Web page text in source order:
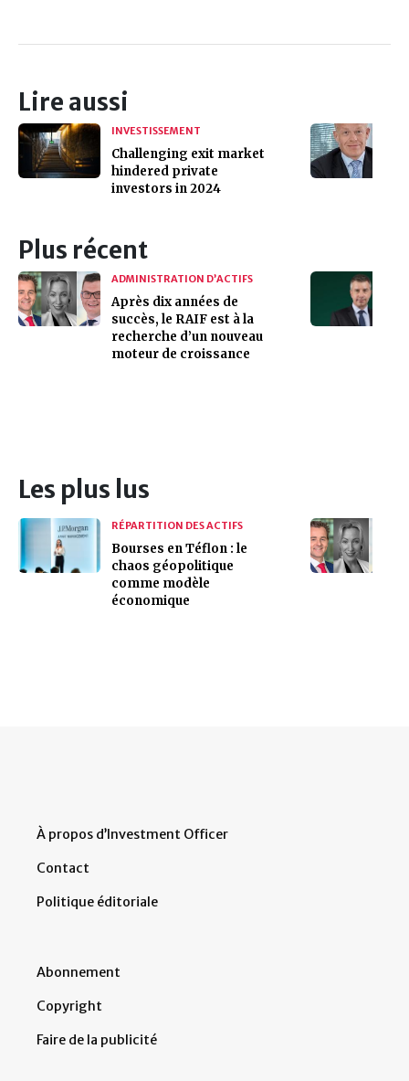
Lire aussi
INVESTISSEMENT
Challenging exit market
hindered private
investors in 2024
Plus récent
ADMINISTRATION D’ACTIFS
Après dix années de
succès, le RAIF est à la
recherche d’un nouveau
moteur de croissance
Les plus lus
RÉPARTITION DES ACTIFS
Bourses en Téflon : le
chaos géopolitique
comme modèle
économique
À propos d’Investment Officer
Contact
Politique éditoriale
Abonnement
Copyright
Faire de la publicité